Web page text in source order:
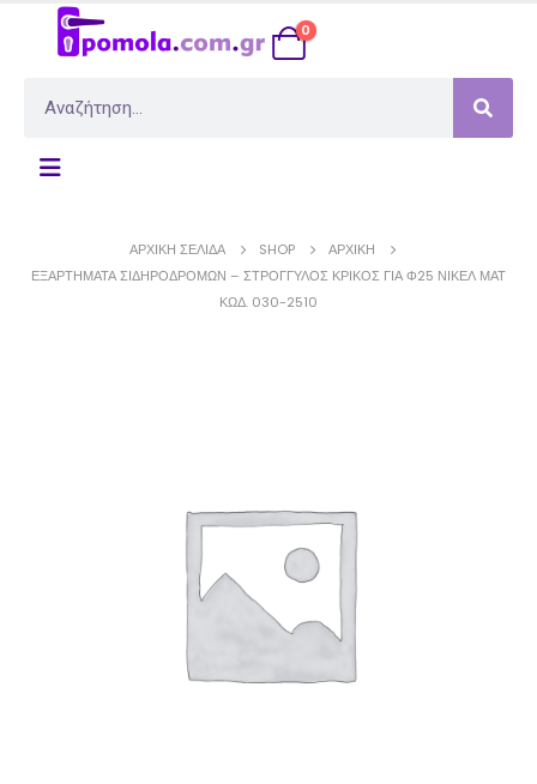
0
ΑΡΧΙΚΉ ΣΕΛΊΔΑ SHOP
ΑΡΧΙΚΉ
ΕΞΑΡΤΗΜΑΤΑ ΣΙΔΗΡΟΔΡΟΜΩΝ – ΣΤΡΟΓΓΥΛΟΣ ΚΡΙΚΟΣ ΓΙΑ Φ25 ΝΙΚΕΛ ΜΑΤ
ΚΩΔ. 030-2510